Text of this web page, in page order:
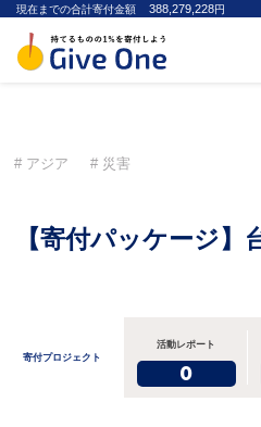
現在までの合計寄付金額 388,279,228円
アジア 災害
【寄付パッケージ】
寄付プロジェクト
活動レポート
0